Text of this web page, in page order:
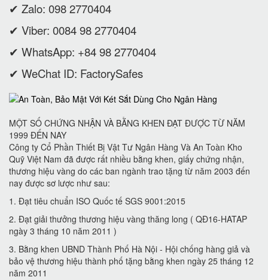
✔ Zalo: 098 2770404
✔ Viber: 0084 98 2770404
✔ WhatsApp: +84 98 2770404
✔ WeChat ID: FactorySafes
MỘT SỐ CHỨNG NHẬN VÀ BẰNG KHEN ĐẠT ĐƯỢC TỪ NĂM
1999 ĐẾN NAY
Công ty Cổ Phần Thiết Bị Vật Tư Ngân Hàng Và An Toàn Kho
Quỹ Việt Nam đã được rất nhiều bằng khen, giấy chứng nhận,
thương hiệu vàng do các ban ngành trao tặng từ năm 2003 đến
nay được sơ lược như sau:
1. Đạt tiêu chuẩn ISO Quốc tế SGS 9001:2015
2. Đạt giải thưởng thương hiệu vàng thăng long ( QĐ16-HATAP
ngày 3 tháng 10 năm 2011 )
3. Bằng khen UBND Thành Phố Hà Nội - Hội chống hàng giả và
bảo vệ thương hiệu thành phố tặng bằng khen ngày 25 tháng 12
năm 2011